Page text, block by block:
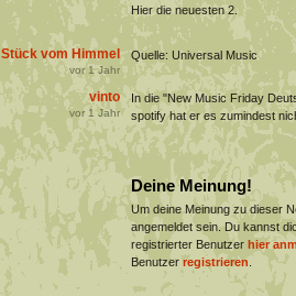
Hier die neuesten 2.
Stück vom Himmel
vor1Jahr
Quelle: Universal Music
vinto
vor 1Jahr
In die "New Music Friday
spotify hat er es zumindest
Deine Meinung!
Um deine Meinung zu dieser
angemeldet sein. Du kannst
registrierter Benutzer hier
Benutzerregistrieren